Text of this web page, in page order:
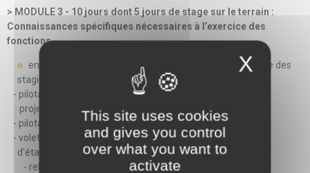
> MODULE 3 - 10 jours dont 5 jours de stage sur le terrain :
Connaissances spécifiques nécessaires à l’exercice des
fonctions
enseignements complémentaires destinés à l’ensemble des
stagiaires
- pilotage stratégique de l’établissement :
projet d’établissement, certification et qualité
- pilotage médico-économique et indicateurs de gestion
- volet projet social et professionnel du projet
d’établissement
- relations sociales et dialogue social
X
This site uses cookies
and gives you control
over what you want to
activate